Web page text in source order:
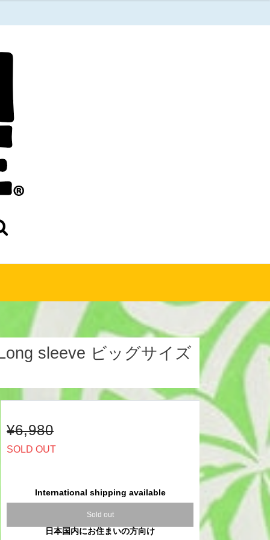
sleeve ビッグサイズ
¥6,980
SOLD OUT
International shipping available
Sold out
日本国内にお住まいの方向け